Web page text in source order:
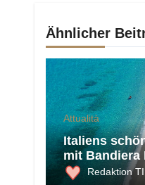
Ähnlicher
Attualità
Italiens
mit Bandiera
Meer 2026
Redaktion